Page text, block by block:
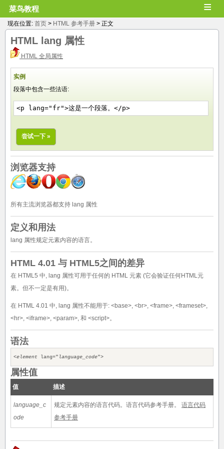
菜鸟教程 ≡
现在位置: 首页 > HTML 参考手册 > 正文
HTML lang 属性
HTML 全局属性
实例
段落中包含一些法语:
<p lang="fr">这是一个段落。</p>
尝试一下 »
浏览器支持
所有主流浏览器都支持 lang 属性
定义和用法
lang 属性规定元素内容的语言。
HTML 4.01 与 HTML5之间的差异
在 HTML5 中, lang 属性可用于任何的 HTML 元素 (它会验证任何HTML元
素。但不一定是有用)。
在 HTML 4.01 中, lang 属性不能用于: <base>, <br>, <frame>, <frameset>,
<hr>, <iframe>, <param>, 和 <script>。
语法
<element lang=" language_code">
属性值
值 描述
language_c
ode
规定元素内容的语言代码。语言代码参考手册。 语言代码
参考手册